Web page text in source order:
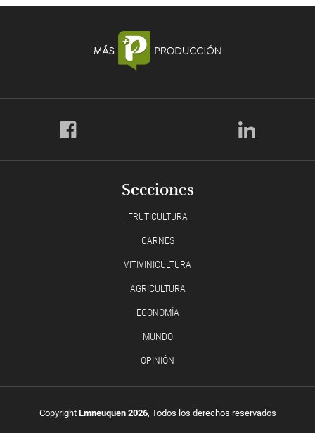
Secciones
FRUTICULTURA
CARNES
VITIVINICULTURA
AGRICULTURA
ECONOMÍA
MUNDO
OPINIÓN
Copyright Lmneuquen 2026, Todos los derechos reservados